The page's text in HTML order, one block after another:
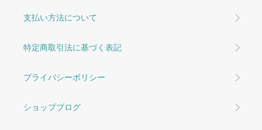
支払い方法について
特定商取引法に基づく表記
プライバシーポリシー
ショップブログ